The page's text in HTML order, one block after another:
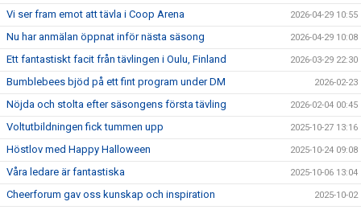
Vi ser fram emot att tävla i Coop Arena 2026-04-29 10:55
Nu har anmälan öppnat inför nästa säsong 2026-04-29 10:08
Ett fantastiskt facit från tävlingen i Oulu, Finland 2026-03-29 22:30
Bumblebees bjöd på ett fint program under DM 2026-02-23
Nöjda och stolta efter säsongens första tävling 2026-02-04 00:45
Voltutbildningen fick tummen upp 2025-10-27 13:16
Höstlov med Happy Halloween 2025-10-24 09:08
Våra ledare är fantastiska 2025-10-06 13:04
Cheerforum gav oss kunskap och inspiration 2025-10-02